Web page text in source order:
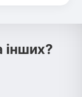
інших?